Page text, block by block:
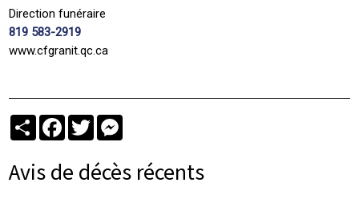
Direction funéraire
819 583-2919
www.cfgranit.qc.ca
PartagerFacebook
Twitter
Avis de décès récents